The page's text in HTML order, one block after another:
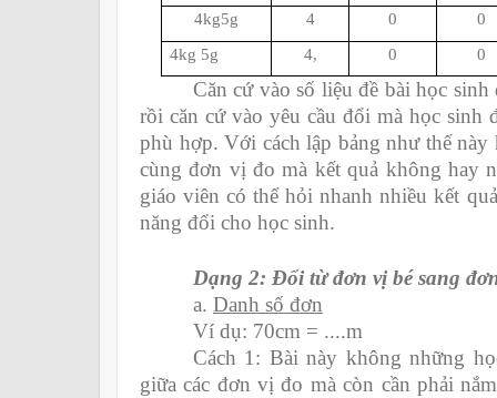
4kg5g 4 0
0
4kg 5g
4, 0 0
Căn cứ vào số liệu đề bài học
rồi căn cứ vào yêu cầu đổi mà học sinh
phù hợp. Với cách lập bảng như thế
cùng đơn vị đo mà kết quả không hay
giáo viên có thể hỏi nhanh nhiều kết
năng đổi cho học sinh.
Dạng 2: Đổi từ đơn vị bé sang
a. Danh số đơn
Ví dụ: 70cm = ....m 6
Cách 1: Bài này không những
giữa các đơn vị đo mà còn cần phải